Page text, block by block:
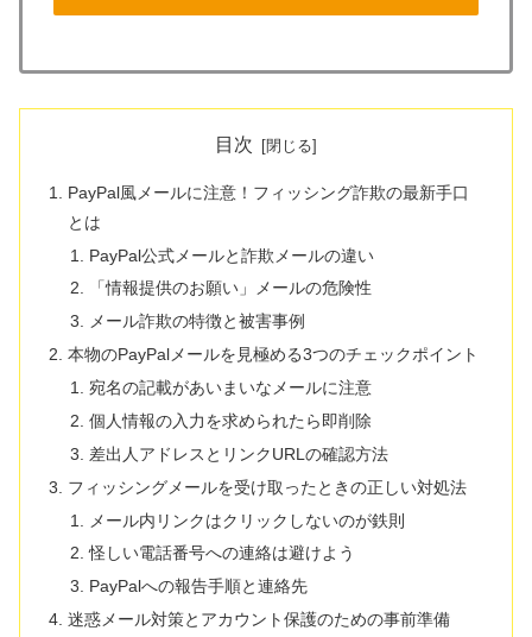
目次
PayPal風メールに注意！フィッシング詐欺の最新手口
とは
PayPal公式メールと詐欺メールの違い
「情報提供のお願い」メールの危険性
メール詐欺の特徴と被害事例
本物のPayPalメールを見極める3つのチェックポイント
宛名の記載があいまいなメールに注意
個人情報の入力を求められたら即削除
差出人アドレスとリンクURLの確認方法
フィッシングメールを受け取ったときの正しい対処法
メール内リンクはクリックしないのが鉄則
怪しい電話番号への連絡は避けよう
PayPalへの報告手順と連絡先
迷惑メール対策とアカウント保護のための事前準備